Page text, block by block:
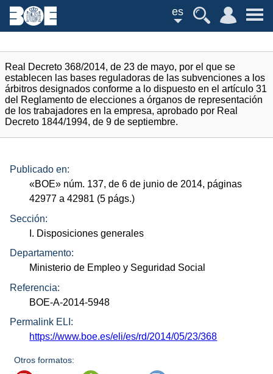
es
Real Decreto 368/2014, de 23 de mayo, por el que se
establecen las bases reguladoras de las subvenciones a los
árbitros designados conforme a lo dispuesto en el artículo 31
del Reglamento de elecciones a órganos de representación
de los trabajadores en la empresa, aprobado por Real
Decreto 1844/1994, de 9 de septiembre.
Publicado en:
«BOE» núm. 137, de 6 de junio de 2014, páginas
42977 a 42981 (5 págs.)
Sección:
I. Disposiciones generales
Departamento:
Ministerio de Empleo y Seguridad Social
Referencia:
BOE-A-2014-5948
Permalink ELI:
https://www.boe.es/eli/es/rd/2014/05/23/368
Otros formatos: